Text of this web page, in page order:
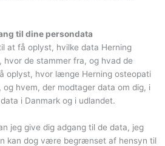
til dine persondata
at få oplyst, hvilke data Herning
hvor de stammer fra, og hvad de
oplyst, hvor længe Herning osteopati
hvem, der modtager data om dig, i
i Danmark og i udlandet.
jeg give dig adgang til de data, jeg
kan dog være begrænset af hensyn til